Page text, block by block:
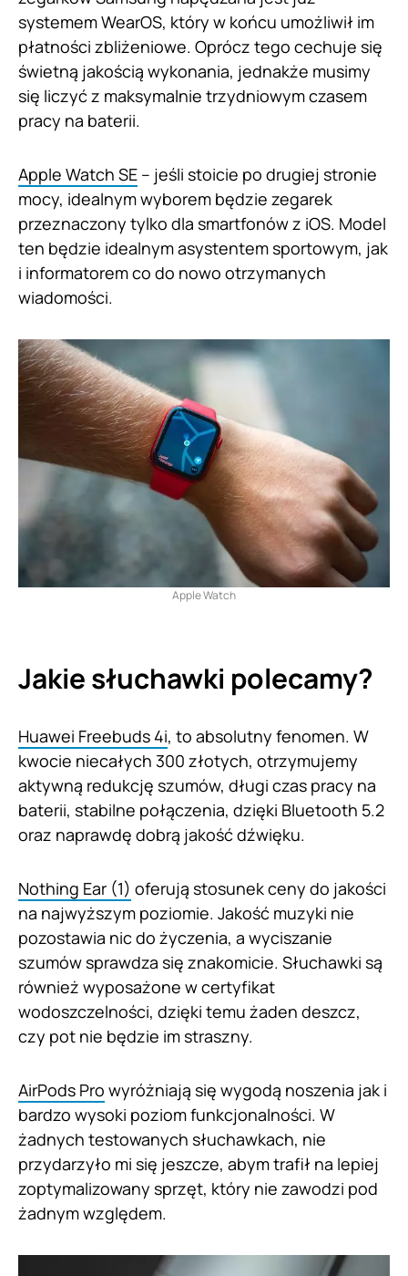
systemem WearOS, który w końcu umożliwił im
płatności zbliżeniowe. Oprócz tego cechuje się
świetną jakością wykonania, jednakże musimy
się liczyć z maksymalnie trzydniowym czasem
pracy na baterii.
Apple Watch SE – jeśli stoicie po drugiej stronie
mocy, idealnym wyborem będzie zegarek
przeznaczony tylko dla smartfonów z iOS. Model
ten będzie idealnym asystentem sportowym, jak
i informatorem co do nowo otrzymanych
wiadomości.
Apple Watch
Jakie słuchawki polecamy?
Huawei Freebuds 4i, to absolutny fenomen. W
kwocie niecałych 300 złotych, otrzymujemy
aktywną redukcję szumów, długi czas pracy na
baterii, stabilne połączenia, dzięki Bluetooth 5.2
oraz naprawdę dobrą jakość dźwięku.
Nothing Ear (1) oferują stosunek ceny do jakości
na najwyższym poziomie. Jakość muzyki nie
pozostawia nic do życzenia, a wyciszanie
szumów sprawdza się znakomicie. Słuchawki są
również wyposażone w certyfikat
wodoszczelności, dzięki temu żaden deszcz,
czy pot nie będzie im straszny.
AirPods Pro wyróżniają się wygodą noszenia jak i
bardzo wysoki poziom funkcjonalności. W
żadnych testowanych słuchawkach, nie
przydarzyło mi się jeszcze, abym trafił na lepiej
zoptymalizowany sprzęt, który nie zawodzi pod
żadnym względem.